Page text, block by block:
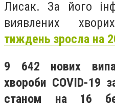
Лисак. За його
виявлених
тиждень зросла на
9 642 нових
хвороби COVID-19
станом на 16